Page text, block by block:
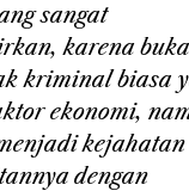
sangat
karena
kriminal biasa
ekonomi,
dengan